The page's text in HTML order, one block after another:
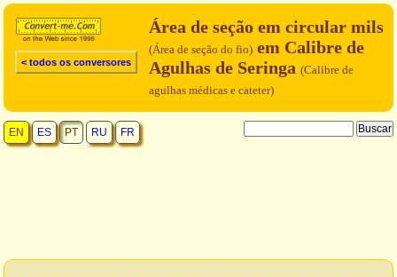
< todos os conversores
Área de seção em circular mils
(Área de seção do fio) em Calibre de
Agulhas de Seringa (Calibre de
agulhas médicas e cateter)
EN ES PT RU FR